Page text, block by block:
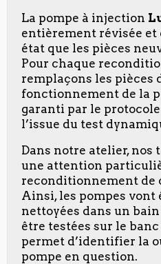
La pompe à injection
entièrement révisée et
état que les pièces
Pour chaque
remplaçons les pièces
fonctionnement de la
garanti par le
l’issue du test
Dans notre atelier,
une attention
reconditionnement de
Ainsi, les pompes
nettoyées dans un
être testées sur le banc
permet d’identifier la
pompe en question.